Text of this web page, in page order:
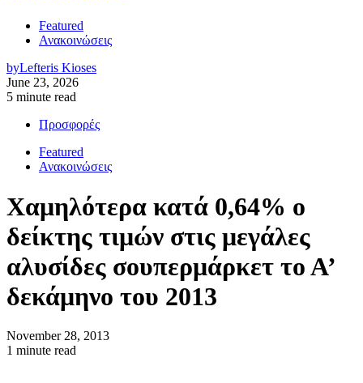
Featured
Ανακοινώσεις
byLefteris Kioses
June 23, 2026
5 minute read
Προσφορές
Featured
Ανακοινώσεις
Χαμηλότερα κατά 0,64% ο
δείκτης τιμών στις μεγάλες
αλυσίδες σουπερμάρκετ το Α’
δεκάμηνο του 2013
November 28, 2013
1 minute read